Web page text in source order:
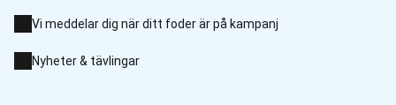
Vi meddelar dig när ditt foder är på kampanj
Nyheter & tävlingar